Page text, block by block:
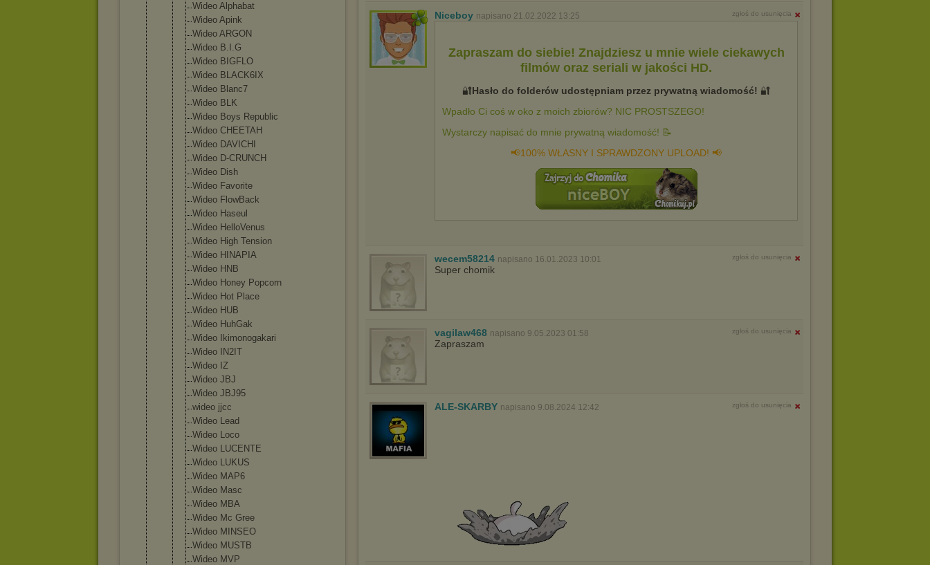
Wideo Alphabat
Wideo Apink
Wideo ARGON
Wideo B.I.G
Wideo BIGFLO
Wideo BLACK6IX
Wideo Blanc7
Wideo BLK
Wideo Boys Republic
Wideo CHEETAH
Wideo DAVICHI
Wideo D-CRUNCH
Wideo Dish
Wideo Favorite
Wideo FlowBack
Wideo Haseul
Wideo HelloVenus
Wideo High Tension
Wideo HINAPIA
Wideo HNB
Wideo Honey Popcorn
Wideo Hot Place
Wideo HUB
Wideo HuhGak
Wideo Ikimonogakari
Wideo IN2IT
Wideo IZ
Wideo JBJ
Wideo JBJ95
wideo jjcc
Wideo Lead
Wideo Loco
Wideo LUCENTE
Wideo LUKUS
Wideo MAP6
Wideo Masc
Wideo MBA
Wideo Mc Gree
Wideo MINSEO
Wideo MUSTB
Wideo MVP
Niceboy napisano 21.02.2022 13:25 zgłoś do usunięcia
Zapraszam do siebie! Znajdziesz u mnie wiele ciekawych
filmów oraz seriali w jakości HD.
🔐Hasło do folderów udostępniam przez prywatną wiadomość! 🔐
Wpadło Ci coś w oko z moich zbiorów? NIC PROSTSZEGO!
Wystarczy napisać do mnie prywatną wiadomość! 📝
📢100% WŁASNY I SPRAWDZONY UPLOAD! 📢
wecem58214 napisano 16.01.2023 10:01 zgłoś do usunięcia
Super chomik
vagilaw468 napisano 9.05.2023 01:58 zgłoś do usunięcia
Zapraszam
ALE-SKARBY napisano 9.08.2024 12:42 zgłoś do usunięcia